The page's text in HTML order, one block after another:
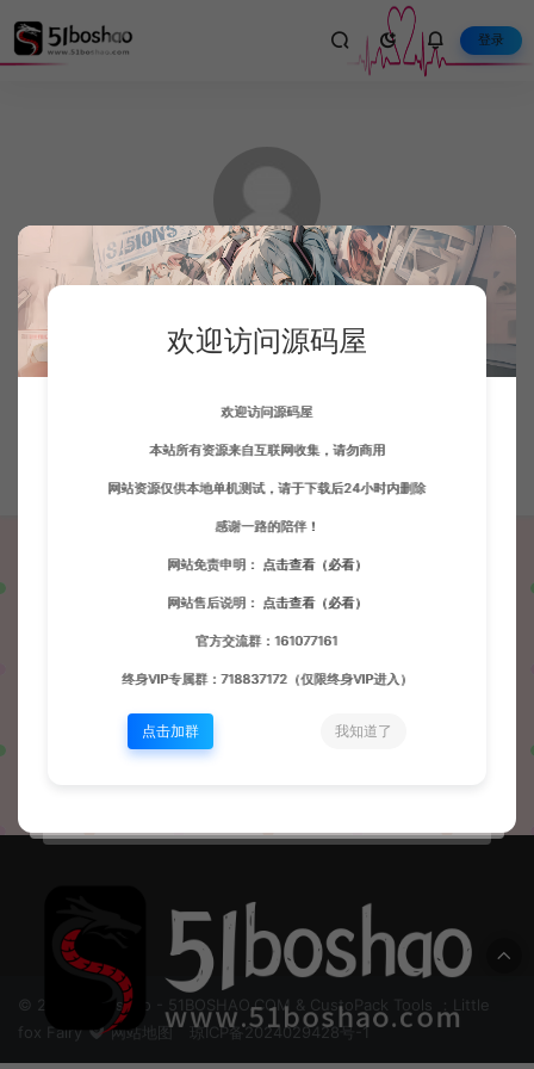
登录
这家伙很懒，只想把你留下。
人气 742 收藏 13
问题 帖子 收藏
© 2024 51boshao - 51BOSHAO.COM & CustoPack Tools ：Little
fox Fairy
网站地图 琼ICP备2024029428号-1
欢迎访问源码屋
欢迎访问源码屋
本站所有资源来自互联网收集，请勿商用
网站资源仅供本地单机测试，请于下载后24小时内删除
感谢一路的陪伴！
网站免责申明： 点击查看（必看）
网站售后说明： 点击查看（必看）
官方交流群：161077161
终身VIP专属群：718837172（仅限终身VIP进入）
点击加群 我知道了